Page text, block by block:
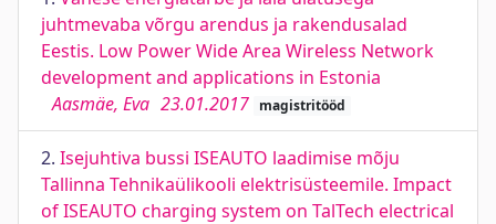
juhtmevaba võrgu arendus ja rakendusalad
Eestis. Low Power Wide Area Wireless Network
development and applications in Estonia
Aasmäe, Eva 23.01.2017 magistritööd
2. Isejuhtiva bussi ISEAUTO laadimise mõju
Tallinna Tehnikaülikooli elektrisüsteemile. Impact
of ISEAUTO charging system on TalTech electrical